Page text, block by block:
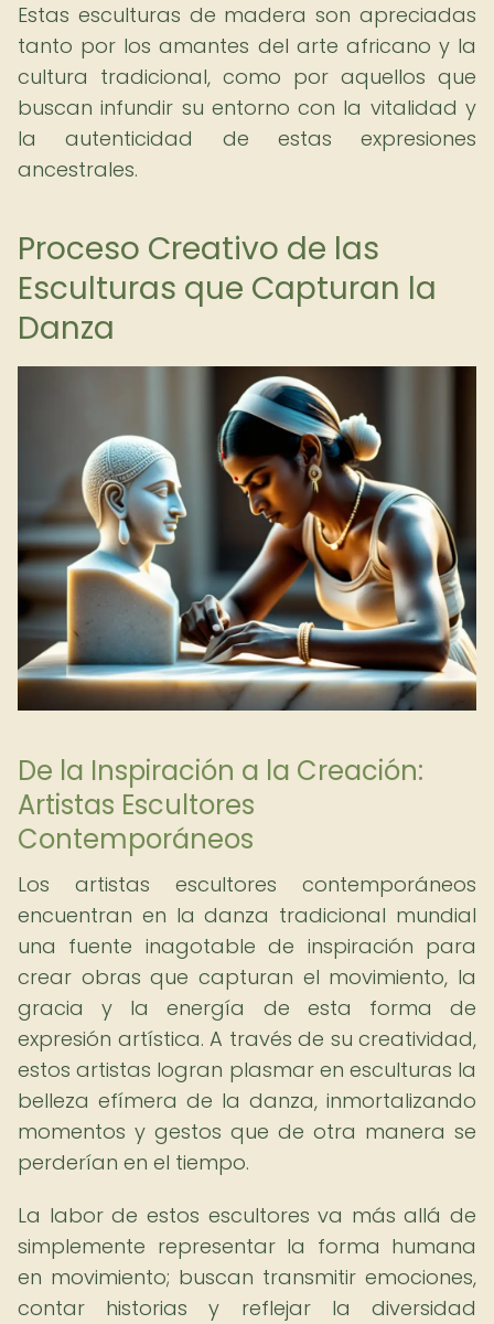
Estas esculturas de madera son apreciadas
tanto por los amantes del arte africano y la
cultura tradicional, como por aquellos que
buscan infundir su entorno con la vitalidad y
la autenticidad de estas expresiones
ancestrales.
Proceso Creativo de las
Esculturas que Capturan la
Danza
De la Inspiración a la Creación:
Artistas Escultores
Contemporáneos
Los artistas escultores contemporáneos
encuentran en la danza tradicional mundial
una fuente inagotable de inspiración para
crear obras que capturan el movimiento, la
gracia y la energía de esta forma de
expresión artística. A través de su creatividad,
estos artistas logran plasmar en esculturas la
belleza efímera de la danza, inmortalizando
momentos y gestos que de otra manera se
perderían en el tiempo.
La labor de estos escultores va más allá de
simplemente representar la forma humana
en movimiento; buscan transmitir emociones,
contar historias y reflejar la diversidad